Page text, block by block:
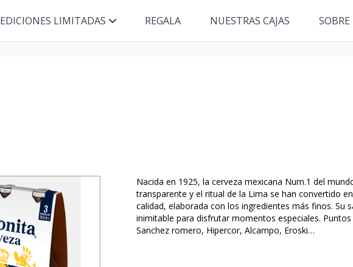
EDICIONES LIMITADAS REGALA NUESTRAS CAJAS
Nacida en 1925, la cerveza mexicana Num.1 del
transparente y el ritual de la Lima se han convertido
calidad, elaborada con los ingredientes más finos. Su
inimitable para disfrutar momentos especiales.
Sanchez romero, Hipercor, Alcampo, Eroski…